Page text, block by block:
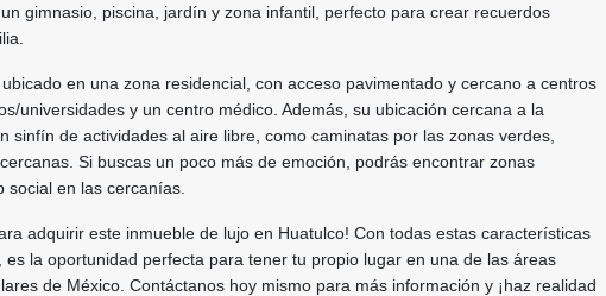
gimnasio, piscina, jardín y zona infantil, perfecto para crear recuerdos
en una zona residencial, con acceso pavimentado y cercano a centros
universidades y un centro médico. Además, su ubicación cercana a la
sinfín de actividades al aire libre, como caminatas por las zonas verdes,
Si buscas un poco más de emoción, podrás encontrar zonas
social en las cercanías.
adquirir este inmueble de lujo en Huatulco! Con todas estas características
es la oportunidad perfecta para tener tu propio lugar en una de las áreas
de México. Contáctanos hoy mismo para más información y ¡haz realidad